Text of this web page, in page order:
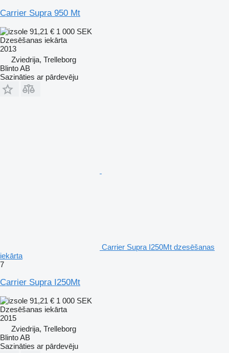
Carrier Supra 950 Mt
91,21 € 1 000 SEK
Dzesēšanas iekārta
2013
Zviedrija, Trelleborg
Blinto AB
Sazināties ar pārdevēju
Carrier Supra I250Mt dzesēšanas
iekārta
7
Carrier Supra I250Mt
91,21 € 1 000 SEK
Dzesēšanas iekārta
2015
Zviedrija, Trelleborg
Blinto AB
Sazināties ar pārdevēju